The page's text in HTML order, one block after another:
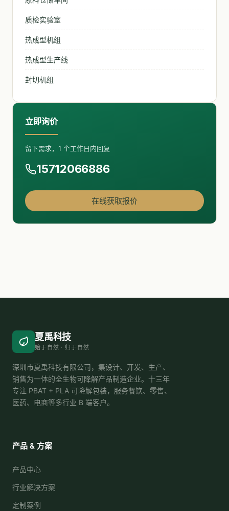
质检实验室
热成型机组
热成型生产线
封切机组
立即询价
留下需求，1 个工作日内回复
15712066886
在线获取报价
夏禹科技
始于自然 · 归于自然
深圳市夏禹科技有限公司，集设计、开发、生产、
销售为一体的全生物可降解产品制造企业。十三年
专注 PBAT + PLA 可降解包装，服务餐饮、零售、
医药、电商等多行业 B 端客户。
产品 & 方案
产品中心
行业解决方案
定制案例